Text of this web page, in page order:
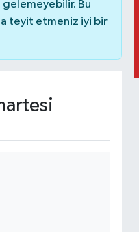
Bu
teyit etmeniz iyi bir